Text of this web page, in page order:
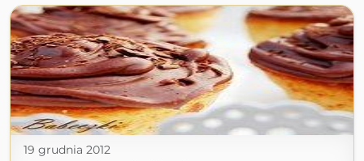
19 grudnia 2012